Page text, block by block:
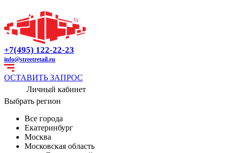
+7(495) 122-22-23
info@streetretail.ru
ОСТАВИТЬ ЗАПРОС
Личный кабинет
Выбрать регион
Все города
Екатеринбург
Москва
Московская область